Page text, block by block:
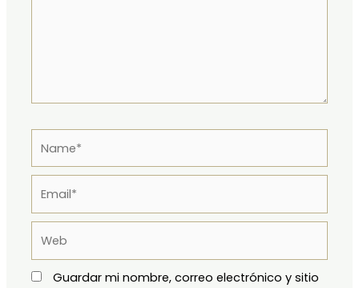
Guardar mi nombre, correo electrónico y sitio